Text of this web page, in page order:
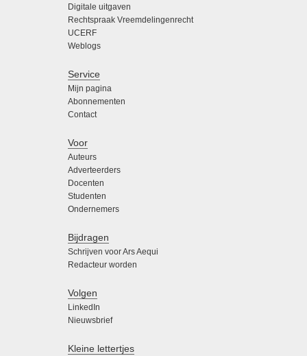
Digitale uitgaven
Rechtspraak Vreemdelingenrecht
UCERF
Weblogs
Service
Mijn pagina
Abonnementen
Contact
Voor
Auteurs
Adverteerders
Docenten
Studenten
Ondernemers
Bijdragen
Schrijven voor Ars Aequi
Redacteur worden
Volgen
LinkedIn
Nieuwsbrief
Kleine lettertjes